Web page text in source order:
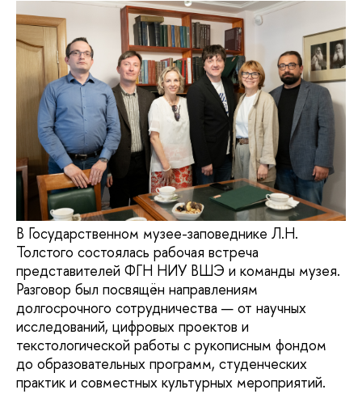
В Государственном музее-заповеднике Л.Н.
Толстого состоялась рабочая встреча
представителей ФГН НИУ ВШЭ и команды музея.
Разговор был посвящён направлениям
долгосрочного сотрудничества — от научных
исследований, цифровых проектов и
текстологической работы с рукописным фондом
до образовательных программ, студенческих
практик и совместных культурных мероприятий.